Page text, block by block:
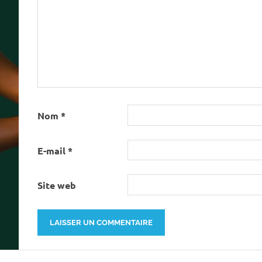
Nom *
E-mail*
Site web